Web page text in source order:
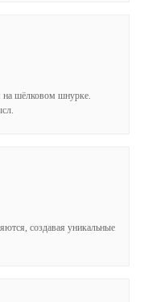
на шёлковом шнурке.
создавая уникальные